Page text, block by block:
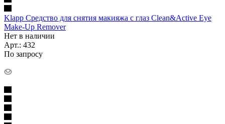
Klapp Средство для снятия макияжа с глаз Clean&Active Eye
Make-Up Remover
Нет в наличии
Арт.: 432
По запросу